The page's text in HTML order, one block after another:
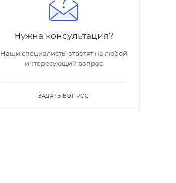
Нужна консультация?
Наши специалисты ответят на любой
интересующий вопрос
ЗАДАТЬ ВОПРОС